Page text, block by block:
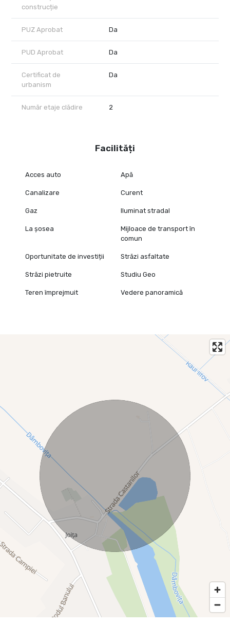
construcție
PUZ Aprobat Da
PUD Aprobat Da
Certificat de
urbanism
Da
Număr etaje clădire 2
Facilități
Acces auto Apă
Canalizare Curent
Gaz Iluminat stradal
La șosea
Mijloace de transport în
comun
Oportunitate de investiții Străzi asfaltate
Străzi pietruite Studiu Geo
Teren împrejmuit Vedere panoramică